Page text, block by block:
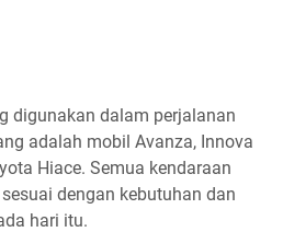
digunakan dalam perjalanan
adalah mobil Avanza, Innova
Hiace. Semua kendaraan
dengan kebutuhan dan
hari itu.